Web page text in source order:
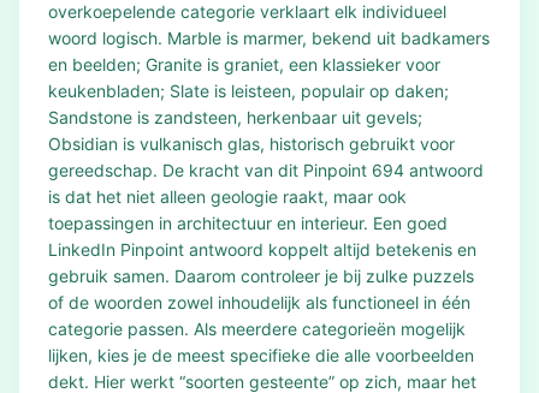
overkoepelende categorie verklaart elk individueel
woord logisch. Marble is marmer, bekend uit badkamers
en beelden; Granite is graniet, een klassieker voor
keukenbladen; Slate is leisteen, populair op daken;
Sandstone is zandsteen, herkenbaar uit gevels;
Obsidian is vulkanisch glas, historisch gebruikt voor
gereedschap. De kracht van dit Pinpoint 694 antwoord
is dat het niet alleen geologie raakt, maar ook
toepassingen in architectuur en interieur. Een goed
LinkedIn Pinpoint antwoord koppelt altijd betekenis en
gebruik samen. Daarom controleer je bij zulke puzzels
of de woorden zowel inhoudelijk als functioneel in één
categorie passen. Als meerdere categorieën mogelijk
lijken, kies je de meest specifieke die alle voorbeelden
dekt. Hier werkt “soorten gesteente” op zich, maar het